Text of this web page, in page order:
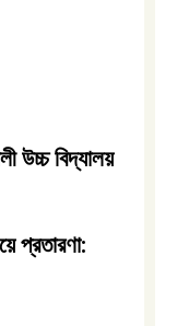
উচ্চ বিদ্যালয়
প্রতারণা: